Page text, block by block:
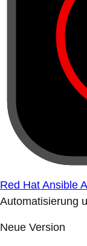
Red Hat Ansible
Automatisierung
Neue Version